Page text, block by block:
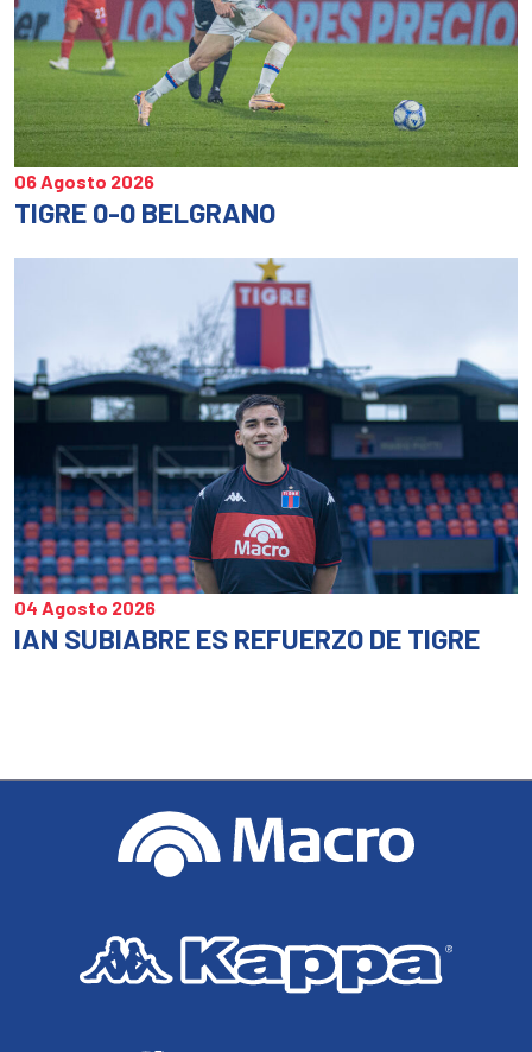
06 Agosto 2026
TIGRE 0-0 BELGRANO
04 Agosto 2026
IAN SUBIABRE ES REFUERZO DE TIGRE